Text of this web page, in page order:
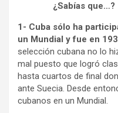
¿Sabías que…?
1- Cuba sólo ha
un Mundial y fue en
selección cubana no lo
mal puesto que logró
hasta cuartos de final
ante Suecia. Desde
cubanos en un Mundial.